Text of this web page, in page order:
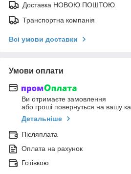
Доставка НОВОЮ ПОШТОЮ
Транспортна компанія
Всі умови доставки
Умови оплати
Ви отримаєте замовлення
або гроші повернуться на вашу
Детальніше
Післяплата
Оплата на рахунок
Готівкою